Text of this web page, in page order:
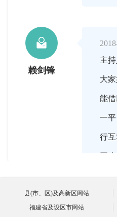

赖剑锋
主
大
能
一
行
网
县(市、区)及高新区网站
福建省及设区市网站